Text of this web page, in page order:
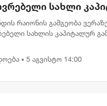
სახლი
რაიონის გამგეობა
სახლის კაპიტალურ
• 5 აგვისტო 14:00